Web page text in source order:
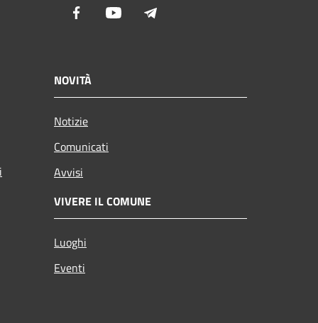
Facebook Youtube
NOVITÀ
Notizie
Comunicati
Avvisi
VIVERE IL COMUNE
Luoghi
Eventi